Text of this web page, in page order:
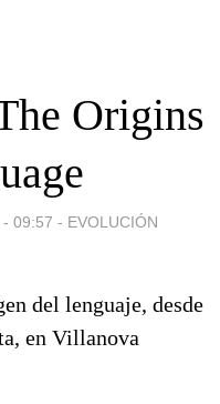
Origins
- 09:57 - EVOLUCIÓN
del lenguaje, desde
en Villanova